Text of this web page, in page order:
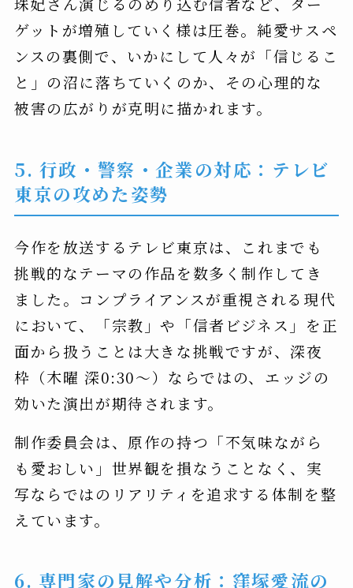
ゲットが増殖していく様は圧巻。純愛サスペ
ンスの裏側で、いかにして人々が「信じるこ
と」の沼に落ちていくのか、その心理的な
被害の広がりが克明に描かれます。
5. 行政・警察・企業の対応：テレビ
東京の攻めた姿勢
今作を放送するテレビ東京は、これまでも
挑戦的なテーマの作品を数多く制作してき
ました。コンプライアンスが重視される現代
において、「宗教」や「信者ビジネス」を正
面から扱うことは大きな挑戦ですが、深夜
枠（木曜 深0:30〜）ならではの、エッジの
効いた演出が期待されます。
制作委員会は、原作の持つ「不気味ながら
も愛おしい」世界観を損なうことなく、実
写ならではのリアリティを追求する体制を整
えています。
6. 専門家の見解や分析：窪塚愛流の